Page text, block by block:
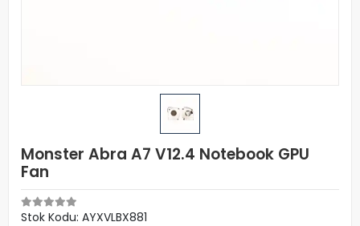
Monster Abra A7 V12.4 Notebook GPU
Fan
Stok Kodu: AYXVLBX881